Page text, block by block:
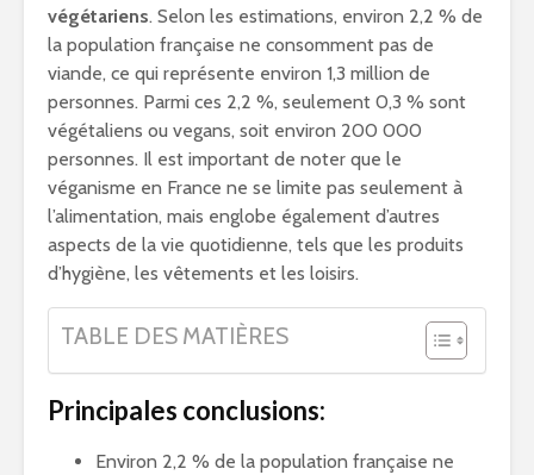
végétariens. Selon les estimations, environ 2,2 % de
la population française ne consomment pas de
viande, ce qui représente environ 1,3 million de
personnes. Parmi ces 2,2 %, seulement 0,3 % sont
végétaliens ou vegans, soit environ 200 000
personnes. Il est important de noter que le
véganisme en France ne se limite pas seulement à
l’alimentation, mais englobe également d’autres
aspects de la vie quotidienne, tels que les produits
d’hygiène, les vêtements et les loisirs.
TABLE DES MATIÈRES
Principales conclusions:
Environ 2,2 % de la population française ne